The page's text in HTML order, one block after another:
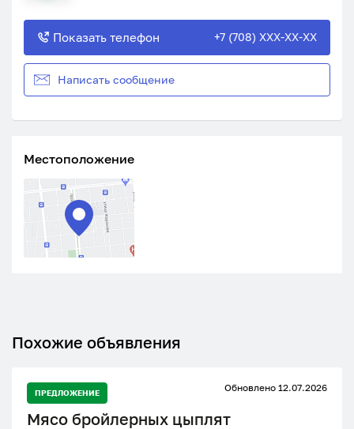
Показать телефон +7 (708) XXX-XX-XX
Написать сообщение
Местоположение
Похожие объявления
ПРЕДЛОЖЕНИЕ Обновлено 12.07.2026
Мясо бройлерных цыплят